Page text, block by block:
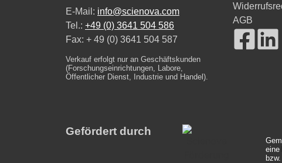
E-Mail: info@scienova.com
Tel.: +49 (0) 3641 504 586
Fax: + 49 (0) 3641 504 587
Verkauf erfolgt nur an Geschäftskunden
(Forschungseinrichtungen, Labore,
Öffentlicher Dienst, Industrie und Handel).
AGB
Gefördert durch
eine